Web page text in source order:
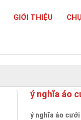
GIỚI THIỆU
ý nghĩa áo
ý nghĩa áo